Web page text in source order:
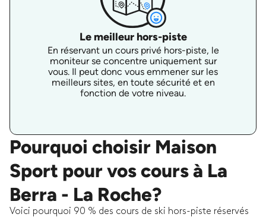
Le meilleur hors-piste
En réservant un cours privé hors-piste, le
moniteur se concentre uniquement sur
vous. Il peut donc vous emmener sur les
meilleurs sites, en toute sécurité et en
fonction de votre niveau.
Pourquoi choisir Maison
Sport pour vos cours à La
Berra - La Roche?
Voici pourquoi 90 % des cours de ski hors-piste réservés